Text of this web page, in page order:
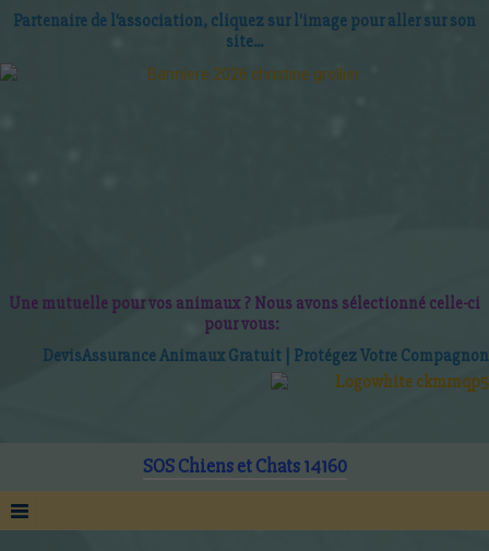
Partenaire de l'association, cliquez sur l'image pour aller sur son
site...
Une mutuelle pour vos animaux ? Nous avons sélectionné celle-ci
pour vous:
DevisAssurance Animaux Gratuit | Protégez Votre Compagnon
SOS Chiens et Chats 14160